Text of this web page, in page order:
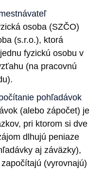
osoba (SZČO)
(s.r.o.), ktorá
fyzickú osobu v
(na pracovnú
pohľadávok
(alebo zápočet) je
pri ktorom si dve
dlhujú peniaze
aj záväzky),
(vyrovnajú)